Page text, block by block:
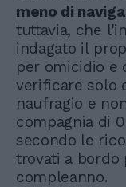
meno di
tuttavia, che
indagato il
per omicidio e
verificare solo
naufragio e
compagnia di
secondo le
trovati a bordo
compleanno.